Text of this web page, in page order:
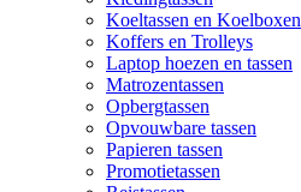
Koeltassen en Koelboxen
Koffers en Trolleys
Laptop hoezen en tassen
Matrozentassen
Opbergtassen
Opvouwbare tassen
Papieren tassen
Promotietassen